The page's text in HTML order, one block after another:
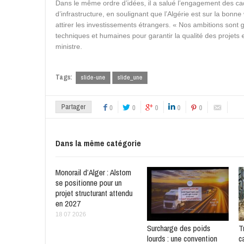
Dans le même ordre d’idées, il a salué l’engagement des
d’infrastructure, en soulignant que l’Algérie est sur la
attirer les investissements étrangers. « Nos ambitions sont
techniques et humaines pour garantir la qualité des
ministre.
Tags: slide-une slide_une
Partager 0 0 0 0 0
Dans la même catégorie
Monorail d’Alger : Alstom
se positionne pour un
projet structurant attendu
en 2027
18 07 2026
Surcharge des poids
lourds : une convention